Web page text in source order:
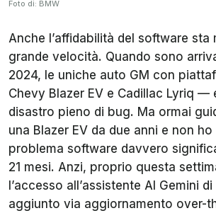
Foto di: BMW
Anche l’affidabilità del software sta
grande velocità. Quando sono
2024, le uniche auto GM con
Chevy Blazer EV e Cadillac Lyriq —
disastro pieno di bug. Ma ormai
una Blazer EV da due anni e non
problema software davvero
21 mesi. Anzi, proprio questa
l’accesso all’assistente AI Gemini
aggiunto via aggiornamento over-